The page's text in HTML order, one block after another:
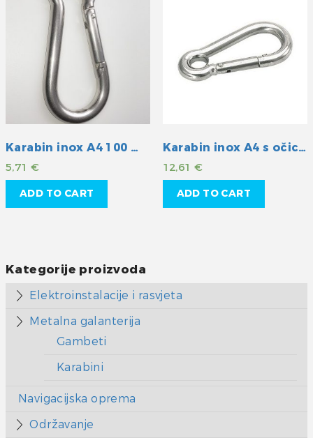
Karabin inox A4 100 mm
5,71 €
ADD TO CART
Karabin inox A4 s očicom 140mm
12,61€
ADD TO CART
Kategorije proizvoda
Elektroinstalacije i rasvjeta
Metalna galanterija
Gambeti
Karabini
Navigacijska oprema
Održavanje